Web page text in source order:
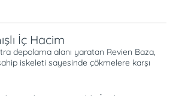
İç Hacim
depolama alanı yaratan Revien Baza,
iskeleti sayesinde çökmelere karşı